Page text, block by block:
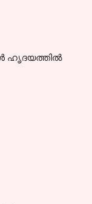
ഹൃദയത്തില്‍